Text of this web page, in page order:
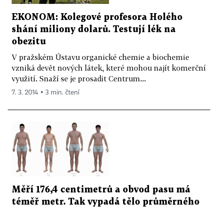
EKONOM: Kolegové profesora Holého
shání miliony dolarů. Testují lék na
obezitu
V pražském Ústavu organické chemie a biochemie
vzniká devět nových látek, které mohou najít komerční
využití. Snaží se je prosadit Centrum...
7. 3. 2014 ▪ 3 min. čtení
Měří 176,4 centimetrů a obvod pasu má
téměř metr. Tak vypadá tělo průměrného